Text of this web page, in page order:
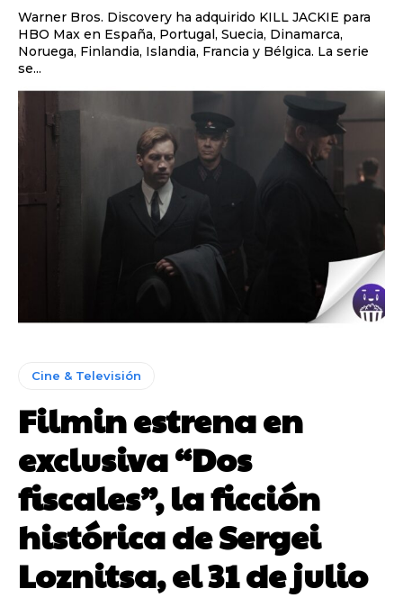
Warner Bros. Discovery ha adquirido KILL JACKIE para
HBO Max en España, Portugal, Suecia, Dinamarca,
Noruega, Finlandia, Islandia, Francia y Bélgica. La serie
se...
Cine & Televisión
Filmin estrena en
exclusiva “Dos
fiscales”, la ficción
histórica de Sergei
Loznitsa, el 31 de julio